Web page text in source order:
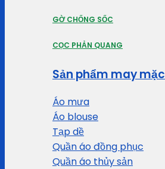
GỜ CHỐNG SỐC
CỌC PHẢN QUANG
Sản phẩm may mặc
Áo mưa
Áo blouse
Tạp dề
Quần áo đồng phục
Quần áo thủy sản